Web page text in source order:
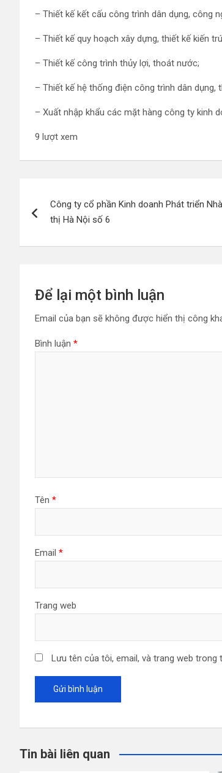
– Thiết kế kết cấu công trình dân dụng, công
– Thiết kế quy hoạch xây dựng, thiết kế kiến
– Thiết kế công trình thủy lợi, thoát nước;
– Thiết kế hệ thống điện công trình dân dụng,
– Xuất nhập khẩu các mặt hàng công ty kinh
9 lượt xem
hướng
bài
Công ty cổ phần Kinh doanh Phát triển
thị Hà Nội số 6
Để lại một bình luận
Email của bạn sẽ không được hiển thị công
Bình luận *
Tên *
Email *
Trang web
Lưu tên của tôi, email, và trang web trong
Tin bài liên quan